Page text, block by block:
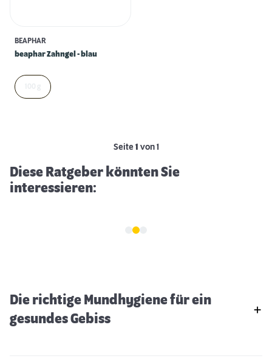
BEAPHAR
beaphar Zahngel - blau
Seite1 von 1
Diese Ratgeber könnten Sie
interessieren:
Die richtige Mundhygiene für ein
gesundes Gebiss